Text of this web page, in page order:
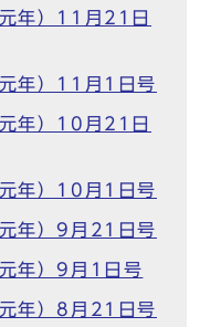
年）11月21日
年）11月1日号
年）10月21日
年）10月1日号
年）9月21日号
年）9月1日号
年）8月21日号